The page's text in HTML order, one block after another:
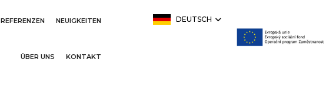
REFERENZEN NEUIGKEITEN
ÜBER UNS KONTAKT
DEUTSCH